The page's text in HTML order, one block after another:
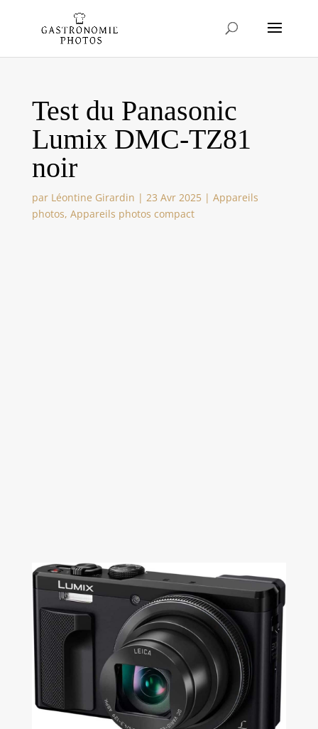
Test du Panasonic
Lumix DMC-TZ81
noir
par Léontine Girardin | 23 Avr 2025| Appareils
photos, Appareils photos compact